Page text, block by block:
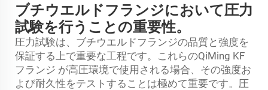
ブチウエルドフランジにおいて圧力
試験を行うことの重要性。
圧力試験は、ブチウエルドフランジの品質と強度を
保証する上で重要な工程です。これらのQiMing KF
フランジ が高圧環境で使用される場合、その強度お
よび耐久性をテストすることは極めて重要です。圧